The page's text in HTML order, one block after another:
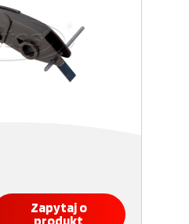
Zapytaj o
produkt